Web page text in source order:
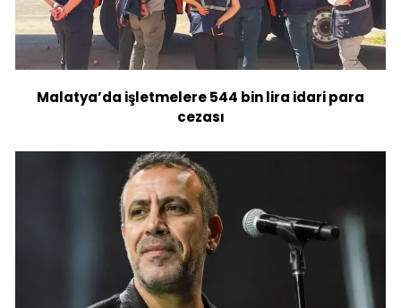
Malatya’da işletmelere 544 bin lira idari para
cezası